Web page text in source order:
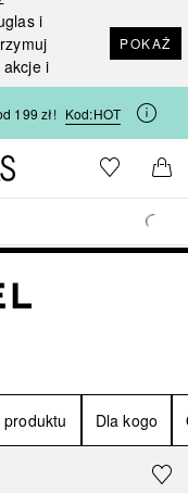
i
i
POKAŻ
199 zł! Kod:HOT
Strona główna Douglas
Do listyDo
produktu Dla kogo